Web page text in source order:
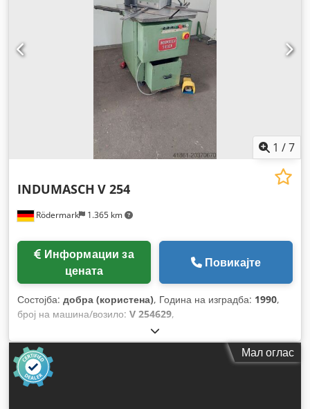
1 /7
Rödermark 1.365 km
INDUMASCH V 254
цената
Повикајте
Состојба: добра (користена), Година на изградба: 1990,
број на машина/возило: V 254629,
Мал оглас